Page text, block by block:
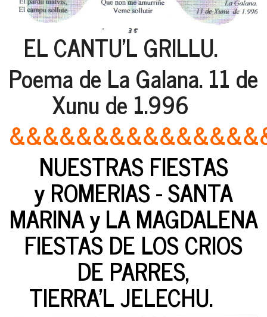
EL CANTU'L GRILLU.
Poema de La Galana. 11 de
Xunu de 1.996
NUESTRAS FIESTAS
y ROMERIAS - SANTA
MARINA y LA MAGDALENA
FIESTAS DE LOS CRIOS
DE PARRES,
TIERRA'L JELECHU.